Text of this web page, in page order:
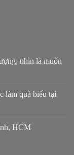
nhìn là muốn
làm quà biếu tại
HCM